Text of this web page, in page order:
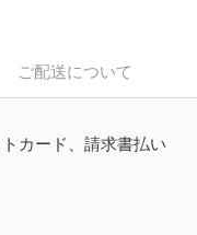
ご配送について
カード、請求書払い